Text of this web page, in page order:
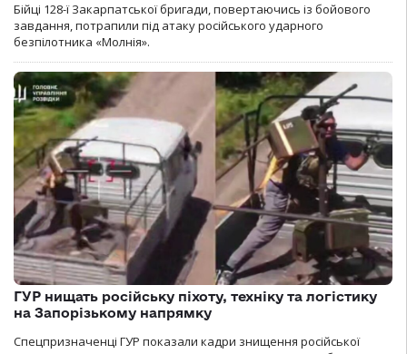
Бійці 128-ї Закарпатської бригади, повертаючись із бойового
завдання, потрапили під атаку російського ударного
безпілотника «Молнія».
ГУР нищать російську піхоту, техніку та логістику
на Запорізькому напрямку
Спецпризначенці ГУР показали кадри знищення російської